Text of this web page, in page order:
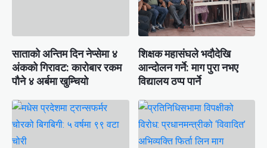
साताको अन्तिम दिन नेप्सेमा ४
अंकको गिरावट: कारोबार रकम
पौने ४ अर्बमा खुम्चियो
शिक्षक महासंघले भदौदेखि
आन्दोलन गर्ने: माग पुरा नभए
विद्यालय ठप्प पार्ने